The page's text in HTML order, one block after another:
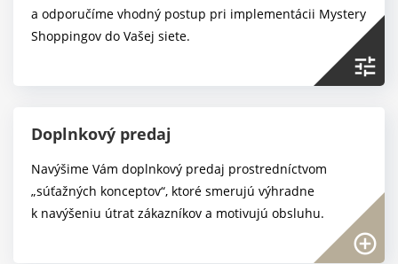
a odporučíme vhodný postup pri implementácii Mystery
Shoppingov do Vašej siete.
tune
Doplnkový predaj
Navýšime Vám doplnkový predaj prostredníctvom
„súťažných konceptov“, ktoré smerujú výhradne
k navýšeniu útrat zákazníkov a motivujú obsluhu.
add_circle_outline